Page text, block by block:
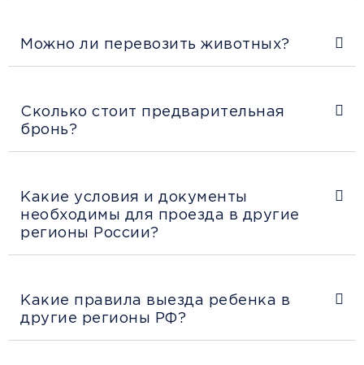
Можно ли перевозить животных?
Сколько стоит предварительная
бронь?
Какие условия и документы
необходимы для проезда в другие
регионы России?
Какие правила выезда ребенка в
другие регионы РФ?